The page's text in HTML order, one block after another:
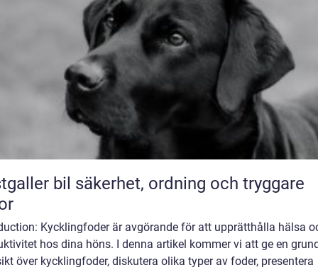
ordning och tryggare
Kycklingfoder är avgörande för att upprätthålla hälsa
hos dina höns. I denna artikel kommer vi att ge en
över kycklingfoder, diskutera olika typer av foder, presentera